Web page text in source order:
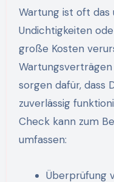
Wartung ist oft das
Undichtigkeiten
große Kosten
sorgen dafür, dass
zuverlässig
Check kann zum
umfassen:
Überprüfung